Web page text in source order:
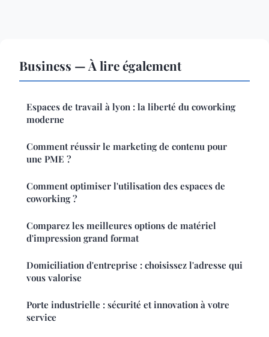
Business — À lire également
Espaces de travail à lyon : la liberté du coworking
moderne
Comment réussir le marketing de contenu pour
une PME ?
Comment optimiser l'utilisation des espaces de
coworking ?
Comparez les meilleures options de matériel
d'impression grand format
Domiciliation d'entreprise : choisissez l'adresse qui
vous valorise
Porte industrielle : sécurité et innovation à votre
service